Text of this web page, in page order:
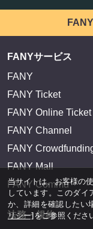
FANYサービス
FANY
FANY Ticket
FANY Online Ticket
FANY Channel
FANY
FANY Mall
FANY Commu
法務・規約
当サイトは、お客様の
しています。このダ
か、詳細を確認したい
リシー]をご参照くださ